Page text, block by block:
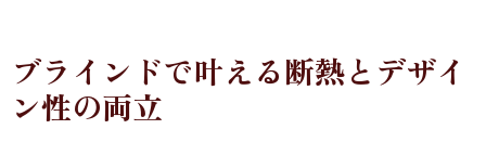
ブラインドで叶える断熱とデザイ
ン性の両立